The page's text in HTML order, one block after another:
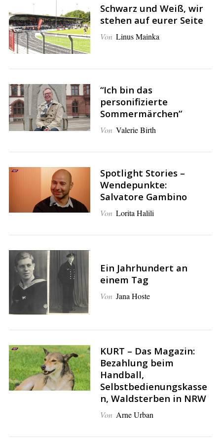
Schwarz und Weiß, wir
stehen auf eurer Seite
Von Linus Mainka
“Ich bin das
personifizierte
Sommermärchen”
Von Valerie Birth
Spotlight Stories –
Wendepunkte:
Salvatore Gambino
Von Lorita Halili
Ein Jahrhundert an
einem Tag
Von Jana Hoste
KURT – Das Magazin:
Bezahlung beim
Handball,
Selbstbedienungskasse
n, Waldsterben in NRW
Von Arne Urban
S
f
o
r
: